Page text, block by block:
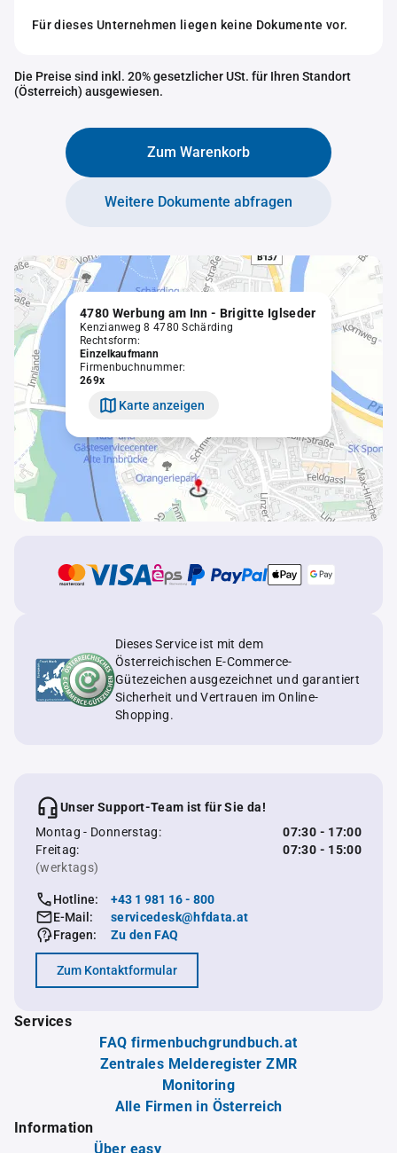
Für dieses Unternehmen liegen keine Dokumente vor.
Die Preise sind inkl. 20% gesetzlicher USt. für Ihren Standort
(Österreich) ausgewiesen.
Zum Warenkorb
Weitere Dokumente abfragen
4780 Werbung am Inn - Brigitte Iglseder
Kenzianweg 8 4780 Schärding
Rechtsform:
Einzelkaufmann
Firmenbuchnummer:
269x
Karte anzeigen
Dieses Service ist mit dem
Österreichischen E-Commerce-
Gütezeichen ausgezeichnet und garantiert
Sicherheit und Vertrauen im Online-
Shopping.
Unser Support-Team ist für Sie da!
Montag - Donnerstag:
07:30 - 17:00
Freitag:
07:30 - 15:00
(werktags)
Hotline:
+43 1 981 16 - 800
E-Mail:
servicedesk@hfdata.at
Fragen:
Zu den FAQ
Zum Kontaktformular
Services
FAQ firmenbuchgrundbuch.at
Zentrales Melderegister ZMR
Monitoring
Alle Firmen in Österreich
Information
Über easy